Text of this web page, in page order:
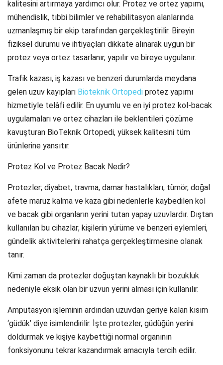
kalitesini artırmaya yardımcı olur. Protez ve ortez yapımı,
mühendislik, tıbbi bilimler ve rehabilitasyon alanlarında
uzmanlaşmış bir ekip tarafından gerçekleştirilir. Bireyin
fiziksel durumu ve ihtiyaçları dikkate alınarak uygun bir
protez veya ortez tasarlanır, yapılır ve bireye uygulanır.
Trafik kazası, iş kazası ve benzeri durumlarda meydana
gelen uzuv kayıpları Bioteknik Ortopedi protez yapımı
hizmetiyle telâfi edilir. En uyumlu ve en iyi protez kol-bacak
uygulamaları ve ortez cihazları ile beklentileri çözüme
kavuşturan BioTeknik Ortopedi, yüksek kalitesini tüm
ürünlerine yansıtır.
Protez Kol ve Protez Bacak Nedir?
Protezler; diyabet, travma, damar hastalıkları, tümör, doğal
afete maruz kalma ve kaza gibi nedenlerle kaybedilen kol
ve bacak gibi organların yerini tutan yapay uzuvlardır. Dıştan
kullanılan bu cihazlar; kişilerin yürüme ve benzeri eylemleri,
gündelik aktivitelerini rahatça gerçekleştirmesine olanak
tanır.
Kimi zaman da protezler doğuştan kaynaklı bir bozukluk
nedeniyle eksik olan bir uzvun yerini alması için kullanılır.
Amputasyon işleminin ardından uzuvdan geriye kalan kısım
‘güdük’ diye isimlendirilir. İşte protezler, güdüğün yerini
doldurmak ve kişiye kaybettiği normal organının
fonksiyonunu tekrar kazandırmak amacıyla tercih edilir.